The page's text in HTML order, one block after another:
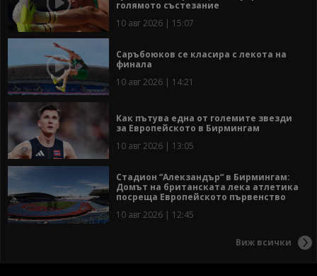
голямото състезание
10 авг 2026 | 15:07
Саръбоюков се класира с лекота на
финала
10 авг 2026 | 14:21
Как пътува една от големите звезди
за Европейското в Бирмингам
10 авг 2026 | 13:05
Стадион “Алекзандър“ в Бирмингам:
Домът на британската лека атлетика
посреща Европейското първенство
10 авг 2026 | 12:45
Виж всички